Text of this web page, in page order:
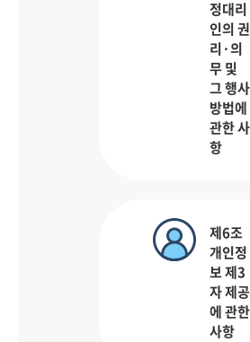
정대리
인의 권
리·의
무 및
그 행사
방법에
관한 사
항
제6조
개인정
보 제3
자 제공
에 관한
사항